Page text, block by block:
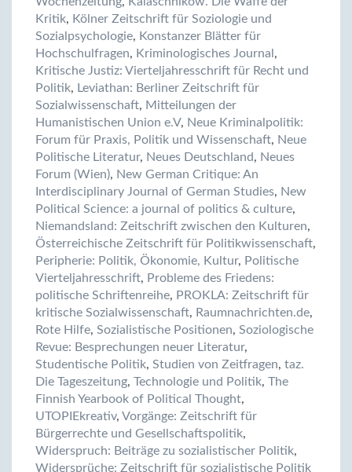
Kritik, Kölner Zeitschrift für Soziologie und
Sozialpsychologie, Konstanzer Blätter für
Hochschulfragen, Kriminologisches Journal ,
Kritische Justiz: Vierteljahresschrift für Recht und
Politik, Leviathan: Berliner Zeitschrift für
Sozialwissenschaft, Mitteilungen der
Humanistischen Union e.V, Neue Kriminalpolitik:
Forum für Praxis, Politik und Wissenschaft, Neue
Politische Literatur, Neues Deutschland, Neues
Forum (Wien), New German Critique: An
Interdisciplinary Journal of German Studies, New
Political Science: a journal of politics & culture,
Niemandsland: Zeitschrift zwischen den Kulturen,
Österreichische Zeitschrift für Politikwissenschaft,
Peripherie: Politik, Ökonomie, Kultur, Politische
Vierteljahresschrift, Probleme des Friedens:
politische Schriftenreihe, PROKLA: Zeitschrift für
kritische Sozialwissenschaft, Raumnachrichten.de,
Rote Hilfe, Sozialistische Positionen, Soziologische
Revue: Besprechungen neuer Literatur,
Studentische Politik, Studien von Zeitfragen, taz.
Die Tageszeitung, Technologie und Politik, The
Finnish Yearbook of Political Thought,
UTOPIEkreativ, Vorgänge: Zeitschrift für
Bürgerrechte und Gesellschaftspolitik,
Widerspruch: Beiträge zu sozialistischer Politik,
Widersprüche: Zeitschrift für sozialistische Politik